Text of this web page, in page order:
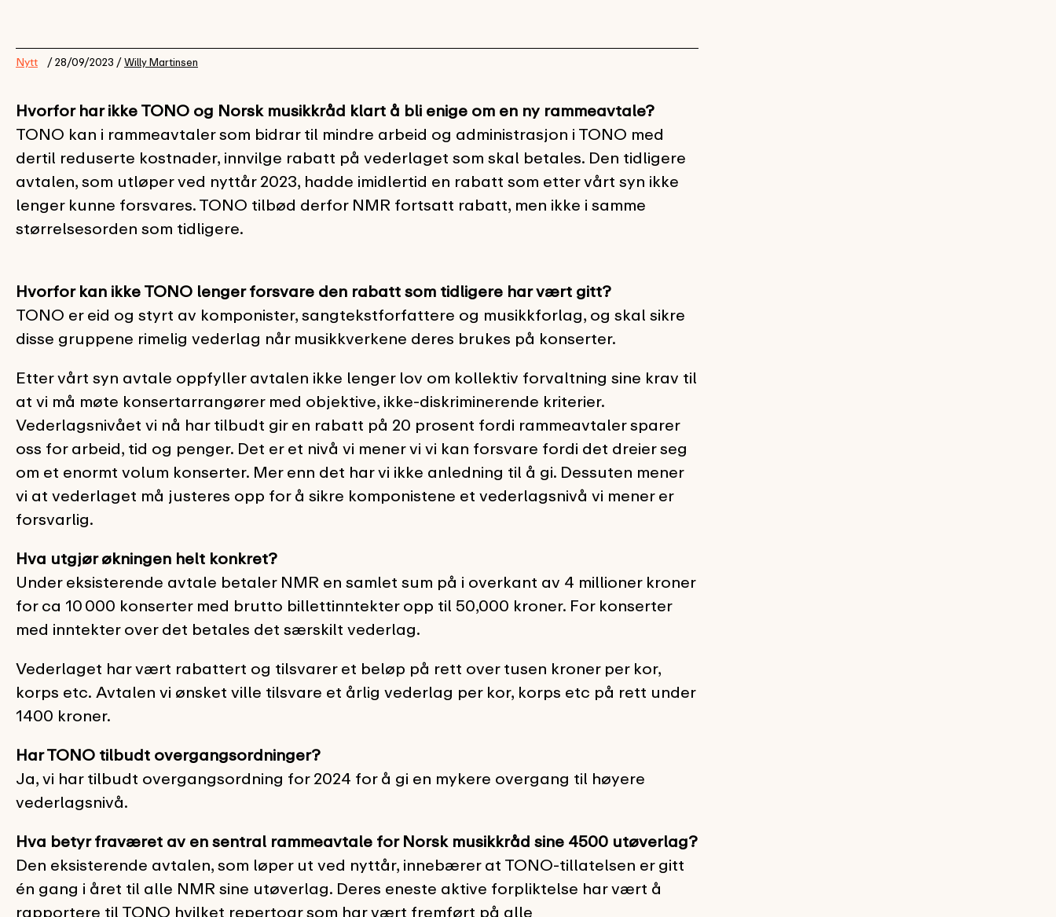
Nytt / 28/09/2023 /Willy Martinsen
Hvorfor har ikke TONO og Norsk musikkråd klart å bli enige om en ny rammeavtale?
TONO kan i rammeavtaler som bidrar til mindre arbeid og administrasjon i TONO med
dertil reduserte kostnader, innvilge rabatt på vederlaget som skal betales. Den tidligere
avtalen, som utløper ved nyttår 2023, hadde imidlertid en rabatt som etter vårt syn ikke
lenger kunne forsvares. TONO tilbød derfor NMR fortsatt rabatt, men ikke i samme
størrelsesorden som tidligere.
Hvorfor kan ikke TONO lenger forsvare den rabatt som tidligere har vært gitt?
TONO er eid og styrt av komponister, sangtekstforfattere og musikkforlag, og skal sikre
disse gruppene rimelig vederlag når musikkverkene deres brukes på konserter.
Etter vårt syn avtale oppfyller avtalen ikke lenger lov om kollektiv forvaltning sine krav til
at vi må møte konsertarrangører med objektive, ikke-diskriminerende kriterier.
Vederlagsnivået vi nå har tilbudt gir en rabatt på 20 prosent fordi rammeavtaler sparer
oss for arbeid, tid og penger. Det er et nivå vi mener vi vi kan forsvare fordi det dreier seg
om et enormt volum konserter. Mer enn det har vi ikke anledning til å gi. Dessuten mener
vi at vederlaget må justeres opp for å sikre komponistene et vederlagsnivå vi mener er
forsvarlig.
Hva utgjør økningen helt konkret?
Under eksisterende avtale betaler NMR en samlet sum på i overkant av 4 millioner kroner
for ca 10 000 konserter med brutto billettinntekter opp til 50,000 kroner. For konserter
med inntekter over det betales det særskilt vederlag.
Vederlaget har vært rabattert og tilsvarer et beløp på rett over tusen kroner per kor,
korps etc. Avtalen vi ønsket ville tilsvare et årlig vederlag per kor, korps etc på rett under
1400 kroner.
Har TONO tilbudt overgangsordninger?
Ja, vi har tilbudt overgangsordning for 2024 for å gi en mykere overgang til høyere
vederlagsnivå.
Hva betyr fraværet av en sentral rammeavtale for Norsk musikkråd sine 4500 utøverlag?
Den eksisterende avtalen, som løper ut ved nyttår, innebærer at TONO-tillatelsen er gitt
én gang i året til alle NMR sine utøverlag. Deres eneste aktive forpliktelse har vært å
rapportere til TONO hvilket repertoar som har vært fremført på alle